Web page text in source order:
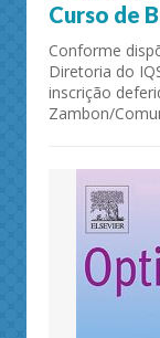
Curso de
Conforme
Diretoria do
inscrição
Zambon/